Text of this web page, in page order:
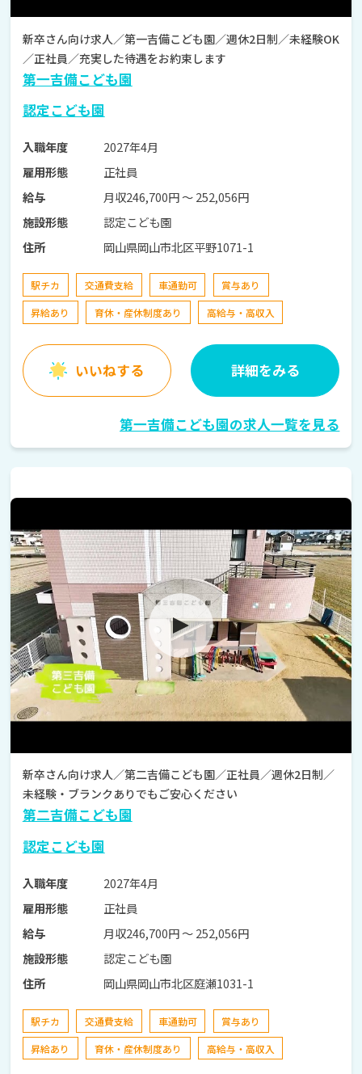
新卒さん向け求人／第一吉備こども園／週休2日制／未経験OK
／正社員／充実した待遇をお約束します
第一吉備こども園
認定こども園
入職年度
2027年4月
雇用形態
正社員
給与
月収246,700円 〜 252,056円
施設形態
認定こども園
住所
岡山県岡山市北区平野1071-1
駅チカ 交通費支給 車通勤可
賞与あり
昇給あり
育休・産休制度あり 高給与・高収入
いいねする 詳細をみる
第一吉備こども園の求人一覧を見る
新卒さん向け求人／第二吉備こども園／正社員／週休2日制／
未経験・ブランクありでもご安心ください
第二吉備こども園
認定こども園
入職年度
2027年4月
雇用形態
正社員
給与
月収246,700円 〜 252,056円
施設形態
認定こども園
住所
岡山県岡山市北区庭瀬1031-1
駅チカ 交通費支給 車通勤可
賞与あり
昇給あり
育休・産休制度あり 高給与・高収入